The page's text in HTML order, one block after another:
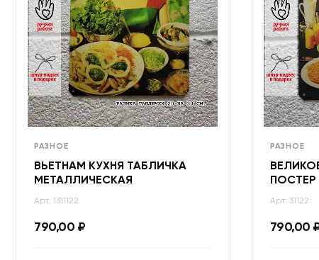
РАЗНОЕ
ВЬЕТНАМ КУХНЯ ТАБЛИЧКА
МЕТАЛЛИЧЕСКАЯ
Арт: 1311122
790,00 ₽
РАЗНОЕ
ПОСТЕР
Арт: 31122
790,00